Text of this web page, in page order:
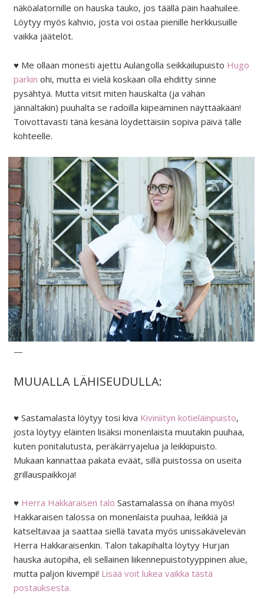
näköalatornille on hauska tauko, jos täällä päin haahuilee.
Löytyy myös kahvio, josta voi ostaa pienille herkkusuille
vaikka jäätelöt.
♥ Me ollaan monesti ajettu Aulangolla seikkailupuisto Hugo
parkin ohi, mutta ei vielä koskaan olla ehditty sinne
pysähtyä. Mutta vitsit miten hauskalta (ja vähän
jännältäkin) puuhalta se radoilla kiipeäminen näyttääkään!
Toivottavasti tänä kesänä löydettäisiin sopiva päivä tälle
kohteelle.
MUUALLA LÄHISEUDULLA:
♥ Sastamalasta löytyy tosi kiva Kiviniityn kotieläinpuisto,
josta löytyy eläinten lisäksi monenlaista muutakin puuhaa,
kuten ponitalutusta, peräkärryajelua ja leikkipuisto.
Mukaan kannattaa pakata eväät, sillä puistossa on useita
grillauspaikkoja!
♥ Herra Hakkaraisen talo Sastamalassa on ihana myös!
Hakkaraisen talossa on monenlaista puuhaa, leikkiä ja
katseltavaa ja saattaa siellä tavata myös unissakävelevän
Herra Hakkaraisenkin. Talon takapihalta löytyy Hurjan
hauska autopiha, eli sellainen liikennepuistotyyppinen alue,
mutta paljon kivempi! Lisää voit lukea vaikka tästä
postauksesta.